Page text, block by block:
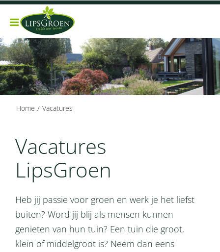
Ga
naar
inhoud
Home Vacatures
Vacatures
LipsGroen
Heb jij passie voor groen en werk je het liefst
buiten? Word jij blij als mensen kunnen
genieten van hun tuin? Een tuin die groot,
klein of middelgroot is? Neem dan eens